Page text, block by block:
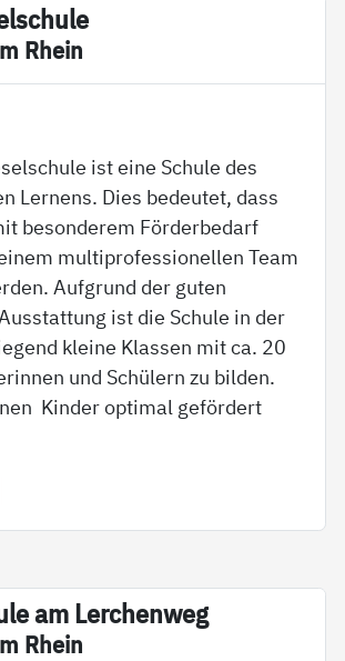
Rhein
ist eine Schule des
Lernens. Dies bedeutet, dass
besonderem Förderbedarf
multiprofessionellen Team
Aufgrund der guten
ist die Schule in der
kleine Klassen mit ca. 20
und Schülern zu bilden.
Kinder optimal gefördert
am Ler­chen­weg
Rhein